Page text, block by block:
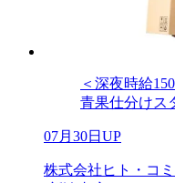
＜深夜時給
青果仕分けス
07月30日UP
株式会社ヒト・コ